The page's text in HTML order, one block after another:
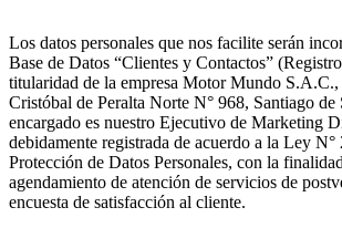
Los datos personales que nos facilite serán
Base de Datos “Clientes y Contactos”
titularidad de la empresa Motor Mundo
Cristóbal de Peralta Norte N° 968, Santiago
encargado es nuestro Ejecutivo de Marketing
debidamente registrada de acuerdo a la Ley
Protección de Datos Personales, con la
agendamiento de atención de servicios de
encuesta de satisfacción al cliente.